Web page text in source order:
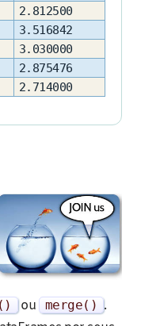
2.812500
3.516842
3.030000
2.875476
2.714000
() ou merge() .